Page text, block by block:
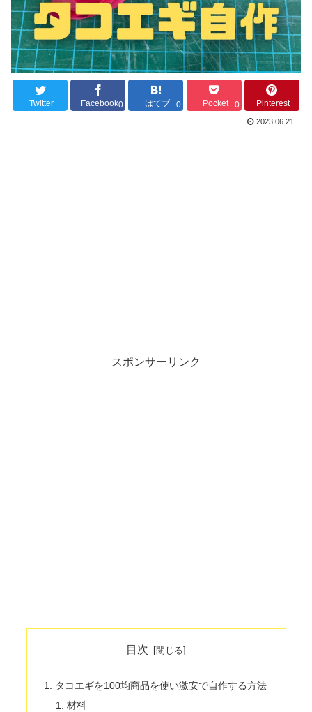
Twitter Facebook0 はてブ 0 Pocket 0 Pinterest
2023.06.21
スポンサーリンク
目次
タコエギを100均商品を使い激安で自作する方法
材料